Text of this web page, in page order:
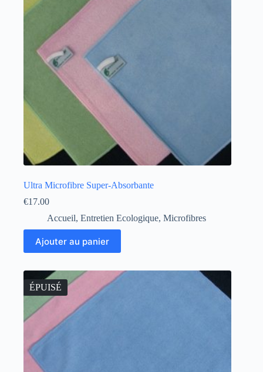
Ultra Microfibre Super-Absorbante
€17.00
Accueil, Entretien Ecologique, Microfibres
Ajouter au panier
ÉPUISÉ